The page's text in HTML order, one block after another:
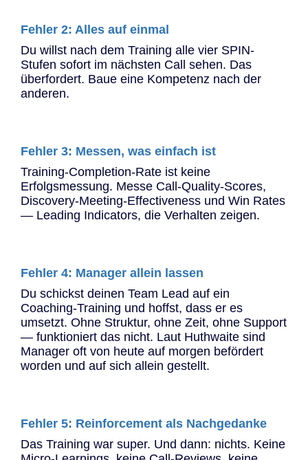
Fehler 2: Alles auf einmal
Du willst nach dem Training alle vier SPIN-
Stufen sofort im nächsten Call sehen. Das
überfordert. Baue eine Kompetenz nach der
anderen.
Fehler 3: Messen, was einfach ist
Training-Completion-Rate ist keine
Erfolgsmessung. Messe Call-Quality-Scores,
Discovery-Meeting-Effectiveness und Win Rates
— Leading Indicators, die Verhalten zeigen.
Fehler 4: Manager allein lassen
Du schickst deinen Team Lead auf ein
Coaching-Training und hoffst, dass er es
umsetzt. Ohne Struktur, ohne Zeit, ohne Support
— funktioniert das nicht. Laut Huthwaite sind
Manager oft von heute auf morgen befördert
worden und auf sich allein gestellt.
Fehler 5: Reinforcement als Nachgedanke
Das Training war super. Und dann: nichts. Keine